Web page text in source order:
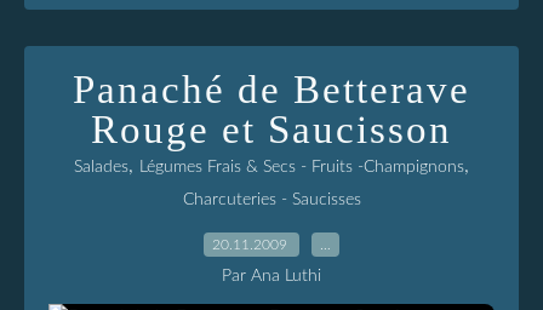
Panaché de Betterave
Rouge et Saucisson
Salades, Légumes Frais & Secs - Fruits -Champignons,
Charcuteries - Saucisses
20.11.2009
Par Ana Luthi